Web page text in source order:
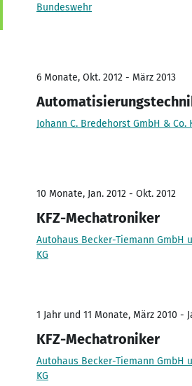
Bundeswehr
6 Monate, Okt. 2012 - März 2013
Johann C. Bredehorst GmbH & Co.
10 Monate, Jan. 2012 - Okt. 2012
KFZ-Mechatroniker
Autohaus Becker-Tiemann GmbH
KG
1 Jahr und 11 Monate, März 2010 -
KFZ-Mechatroniker
Autohaus Becker-Tiemann GmbH
KG